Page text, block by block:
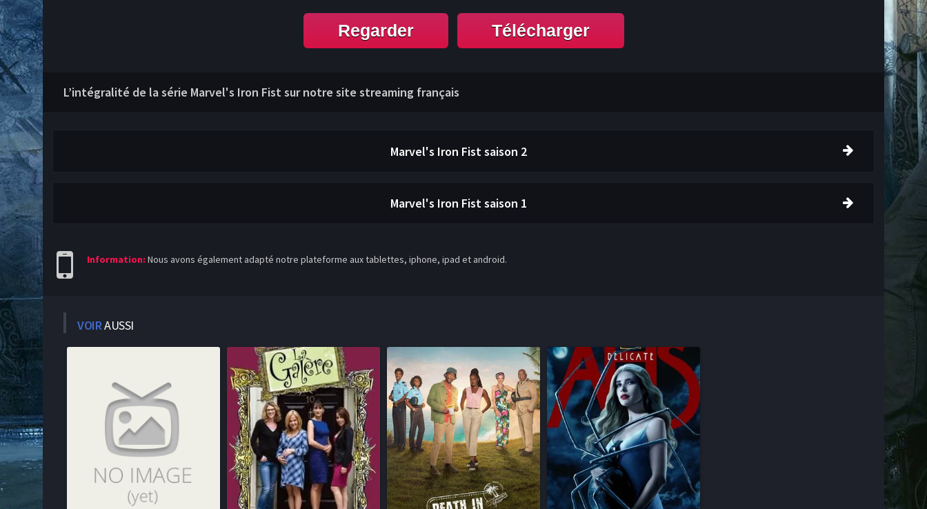
Regarder Télécharger
L’intégralité de la série Marvel's Iron Fist sur notre site streaming français
Marvel's Iron Fist saison 2
Marvel's Iron Fistsaison 1
Information: Nous avons également adapté notre plateforme aux tablettes, iphone, ipad et android.
VOIRAUSSI